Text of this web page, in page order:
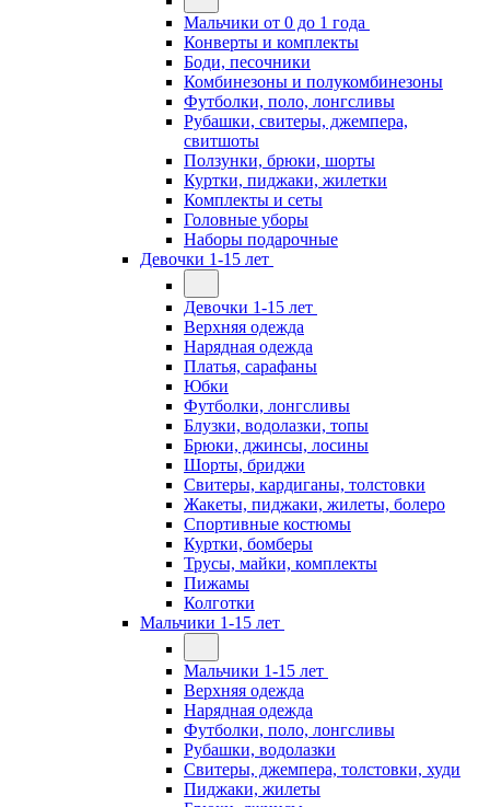
Мальчики от 0 до 1 года
Конверты и комплекты
Боди, песочники
Комбинезоны и полукомбинезоны
Футболки, поло, лонгсливы
Рубашки, свитеры, джемпера,
свитшоты
Ползунки, брюки, шорты
Куртки, пиджаки, жилетки
Комплекты и сеты
Головные уборы
Наборы подарочные
Девочки 1-15 лет
Девочки 1-15 лет
Верхняя одежда
Нарядная одежда
Платья, сарафаны
Юбки
Футболки, лонгсливы
Блузки, водолазки, топы
Брюки, джинсы, лосины
Шорты, бриджи
Свитеры, кардиганы, толстовки
Жакеты, пиджаки, жилеты, болеро
Спортивные костюмы
Куртки, бомберы
Трусы, майки, комплекты
Пижамы
Колготки
Мальчики 1-15 лет
Мальчики 1-15 лет
Верхняя одежда
Нарядная одежда
Футболки, поло, лонгсливы
Рубашки, водолазки
Свитеры, джемпера, толстовки, худи
Пиджаки, жилеты